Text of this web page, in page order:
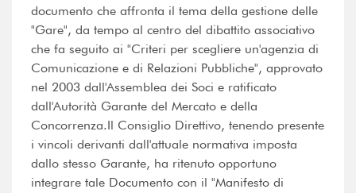
documento che affronta il tema della gestione delle
"Gare", da tempo al centro del dibattito associativo
che fa seguito ai "Criteri per scegliere un'agenzia di
Comunicazione e di Relazioni Pubbliche", approvato
nel 2003 dall'Assemblea dei Soci e ratificato
dall'Autorità Garante del Mercato e della
Concorrenza.Il Consiglio Direttivo, tenendo presente
i vincoli derivanti dall'attuale normativa imposta
dallo stesso Garante, ha ritenuto opportuno
integrare tale Documento con il "Manifesto di